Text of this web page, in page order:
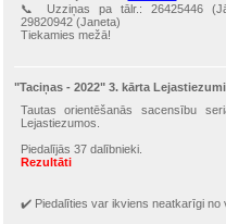
📞 Uzziņas pa tālr.: 26425446
29820942 (Janeta)
Tiekamies mežā!
"Taciņas - 2022" 3. kārta Lejastiezumi
Tautas orientēšanās sacensību
Lejastiezumos.
Piedalījās 37 dalībnieki.
Rezultāti
✔️ Piedalīties var ikviens neatkarīgi no